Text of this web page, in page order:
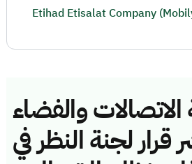
والفضاء
قرار لجنة النظر في
Etihad Etisalat Company